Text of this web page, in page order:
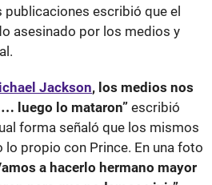
publicaciones escribió que el
asesinado por los medios y
Jackson, los medios nos
luego lo mataron” escribió
forma señaló que los mismos
lo propio con Prince. En una foto
a hacerlo hermano mayor